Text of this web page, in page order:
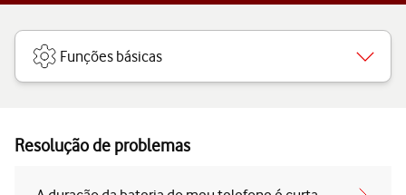
Funções básicas
Resolução de problemas